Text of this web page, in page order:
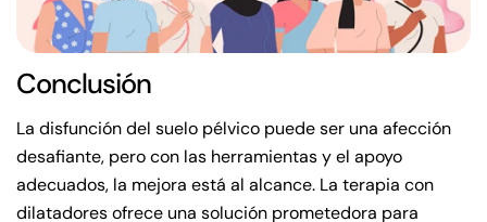
Conclusión
La disfunción del suelo pélvico puede ser una afección
desafiante, pero con las herramientas y el apoyo
adecuados, la mejora está al alcance. La terapia con
dilatadores ofrece una solución prometedora para